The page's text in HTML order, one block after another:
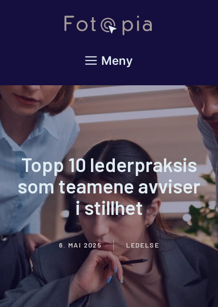
Meny
Topp 10 lederpraksis
som teamene avviser
i stillhet
6. MAI 2025 LEDELSE